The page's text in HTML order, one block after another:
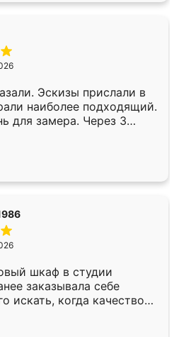
Эскизы прислали в
наиболее подходящий.
для замера. Через 3
уже готова. Остались
Спасибо Ренессанс
работу!
шкаф в студии
заказывала себе
искать, когда качеством
Служит кухня уже почти
нет.